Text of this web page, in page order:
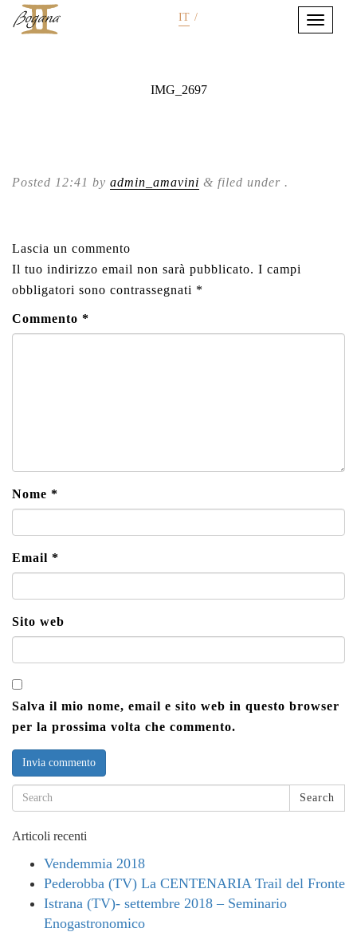
IT /
IMG_2697
Posted 12:41 by admin_amavini & filed under .
Lascia un commento
Il tuo indirizzo email non sarà pubblicato. I campi
obbligatori sono contrassegnati *
Commento *
Nome *
Email *
Sito web
Salva il mio nome, email e sito web in questo browser
per la prossima volta che commento.
Search
Articoli recenti
Vendemmia 2018
Pederobba (TV) La CENTENARIA Trail del Fronte
Istrana (TV)- settembre 2018 – Seminario
Enogastronomico